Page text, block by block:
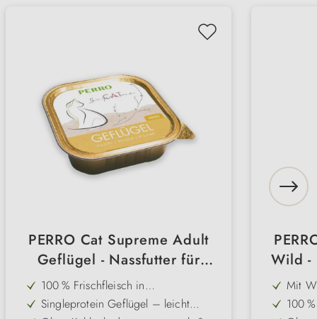
PERRO Cat Supreme Adult
Geflügel - Nassfutter für
Katzen
100 % Frischfleisch in
Lebensmittelqualität – ohne Lock-
oder Zucker
Singleprotein Geflügel – leicht
Wild -
Mit
100